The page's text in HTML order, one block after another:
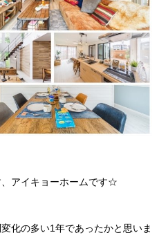
アイキョーホームです☆
化の多い1年であったかと思いま